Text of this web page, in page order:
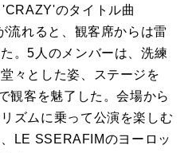
のタイトル曲
流れると、観客席からは雷
。5人のメンバーは、洗練
々とした姿、ステージを
観客を魅了した。会場から
ズムに乗って公演を楽しむ
LE SSERAFIMのヨーロッ